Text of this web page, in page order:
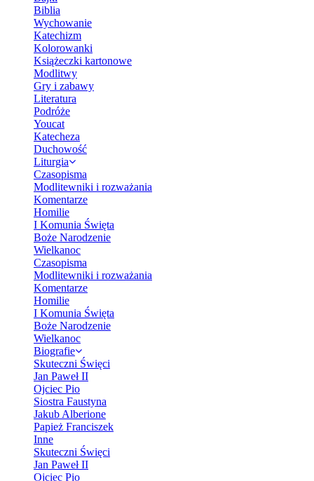
Biblia
Wychowanie
Katechizm
Kolorowanki
Książeczki kartonowe
Modlitwy
Gry i zabawy
Literatura
Podróże
Youcat
Katecheza
Duchowość
Liturgia
Czasopisma
Modlitewniki i rozważania
Komentarze
Homilie
I Komunia Święta
Boże Narodzenie
Wielkanoc
Czasopisma
Modlitewniki i rozważania
Komentarze
Homilie
I Komunia Święta
Boże Narodzenie
Wielkanoc
Biografie
Skuteczni Święci
Jan Paweł II
Ojciec Pio
Siostra Faustyna
Jakub Alberione
Papież Franciszek
Inne
Skuteczni Święci
Jan Paweł II
Ojciec Pio